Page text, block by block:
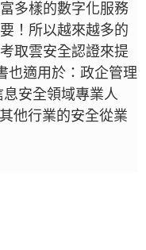
多樣的數字化服務
！所以越來越多的
取雲安全認證來提
也適用於：政企管理
安全領域專業人
他行業的安全從業